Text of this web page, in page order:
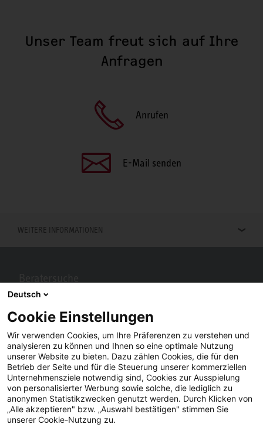
Unser Team freut sich auf Ihre
Anfragen
Anrufen
E-Mail senden
WEITERE INFORMATIONEN
Berater in Ihrer Nähe gesucht? Mit STIEBEL ELTRON kein Problem.
Facebook YouTube LinkedIn
Deutsch
Cookie Einstellungen
Wir verwenden Cookies, um Ihre Präferenzen zu verstehen und
analysieren zu können und Ihnen so eine optimale Nutzung
unserer Website zu bieten. Dazu zählen Cookies, die für den
Betrieb der Seite und für die Steuerung unserer kommerziellen
Unternehmensziele notwendig sind, Cookies zur Ausspielung
von personalisierter Werbung sowie solche, die lediglich zu
anonymen Statistikzwecken genutzt werden. Durch Klicken von
„Alle akzeptieren" bzw. „Auswahl bestätigen" stimmen Sie
unserer Cookie-Nutzung zu.